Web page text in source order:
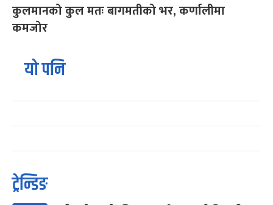
कुलमानको कुल मतः बागमतीको भर, कर्णालीमा
कमजोर
यो पनि
ट्रेन्डिङ